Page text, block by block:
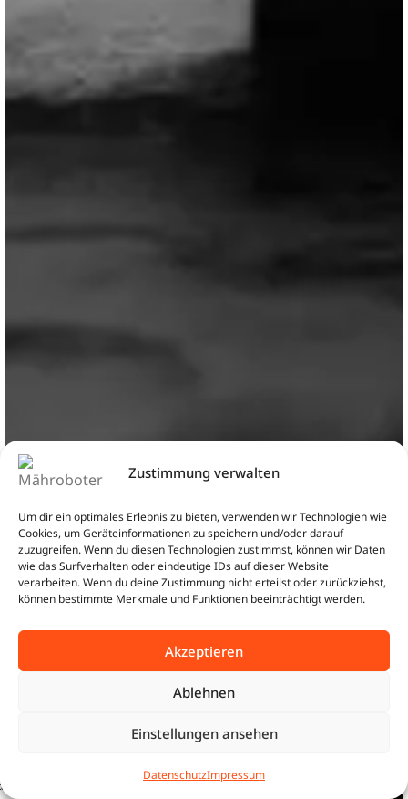
Zustimmung verwalten
Um dir ein optimales Erlebnis zu bieten, verwenden wir Technologien wie
Cookies, um Geräteinformationen zu speichern und/oder darauf
zuzugreifen. Wenn du diesen Technologien zustimmst, können wir Daten
wie das Surfverhalten oder eindeutige IDs auf dieser Website
verarbeiten. Wenn du deine Zustimmung nicht erteilst oder zurückziehst,
können bestimmte Merkmale und Funktionen beeinträchtigt werden.
Akzeptieren
Ablehnen
Einstellungen ansehen
DatenschutzImpressum